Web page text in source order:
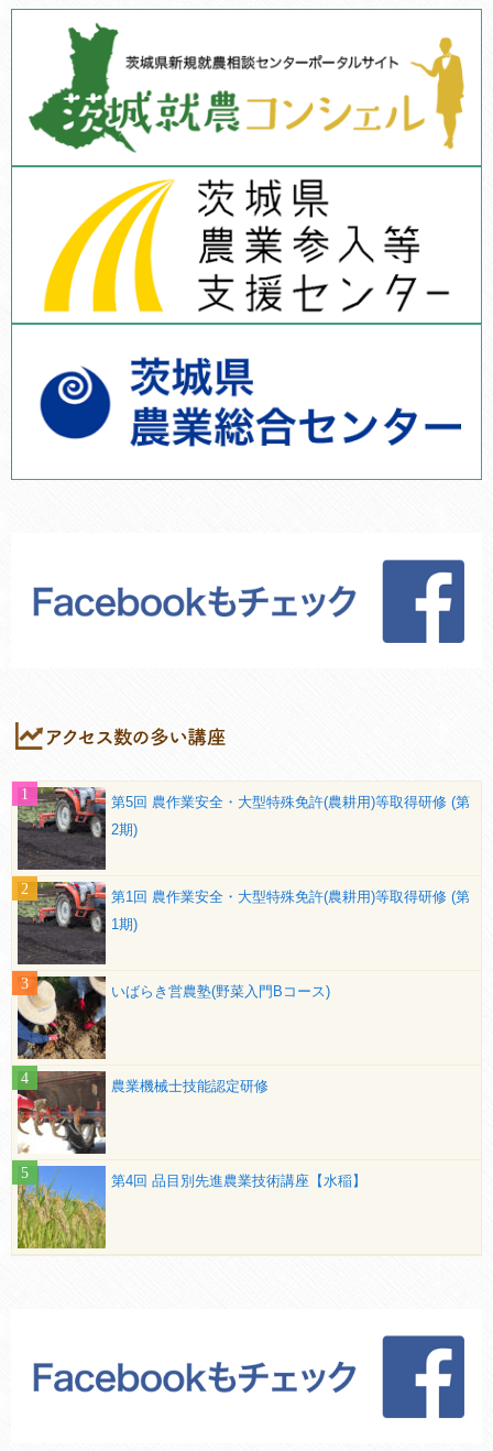
第5回 農作業安全・大型特殊免許(農耕用)等取得研修 (第
2期)
第1回 農作業安全・大型特殊免許(農耕用)等取得研修 (第
1期)
いばらき営農塾(野菜入門Bコース)
農業機械士技能認定研修
第4回 品目別先進農業技術講座【水稲】